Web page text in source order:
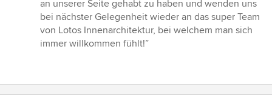
an unserer Seite gehabt zu haben und wenden uns
bei nächster Gelegenheit wieder an das super Team
von Lotos Innenarchitektur, bei welchem man sich
immer willkommen fühlt!”